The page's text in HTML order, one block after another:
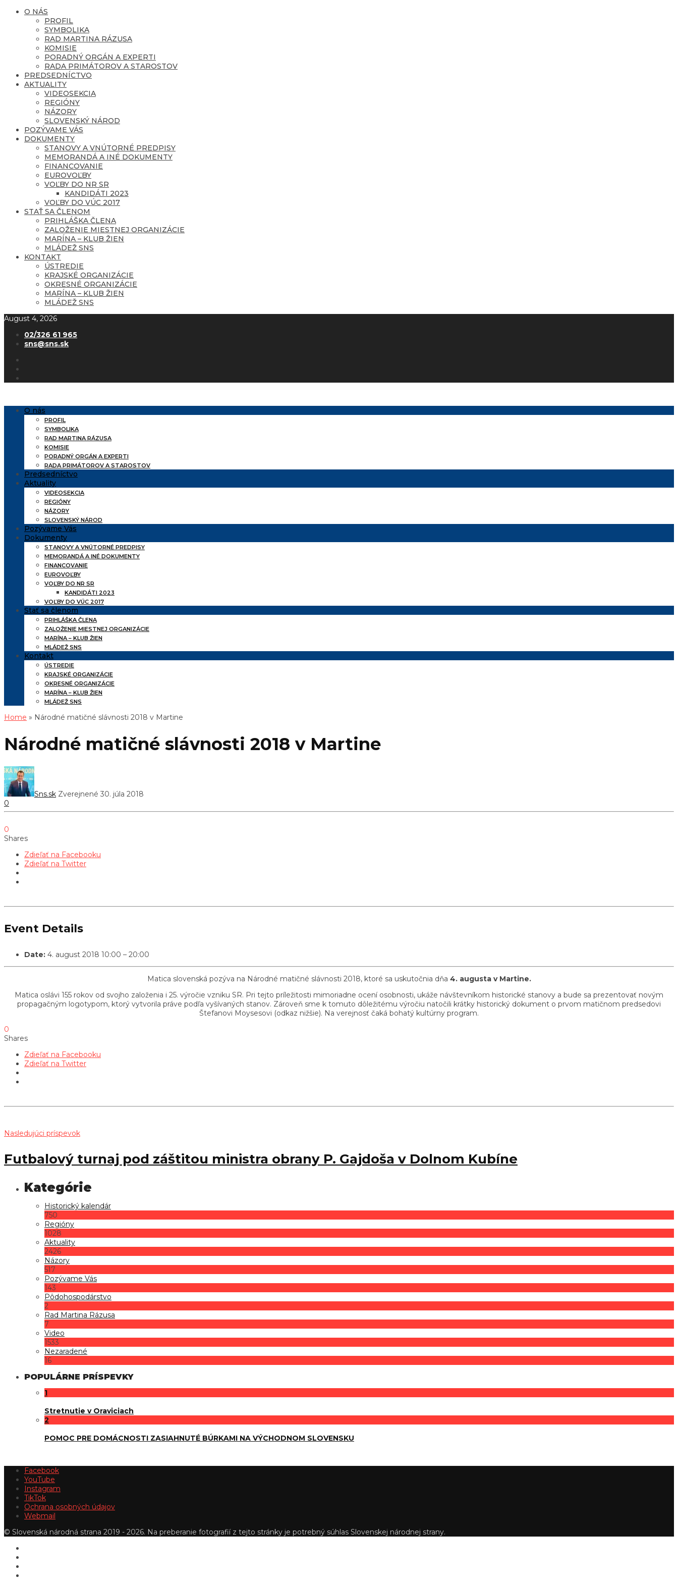
O NÁS
PROFIL
SYMBOLIKA
RAD MARTINA RÁZUSA
KOMISIE
PORADNÝ ORGÁN A EXPERTI
RADA PRIMÁTOROV A STAROSTOV
PREDSEDNÍCTVO
AKTUALITY
VIDEOSEKCIA
REGIÓNY
NÁZORY
SLOVENSKÝ NÁROD
POZÝVAME VÁS
DOKUMENTY
STANOVY A VNÚTORNÉ PREDPISY
MEMORANDÁ A INÉ DOKUMENTY
FINANCOVANIE
EUROVOĽBY
VOĽBY DO NR SR
KANDIDÁTI 2023
VOĽBY DO VÚC 2017
STAŤ SA ČLENOM
PRIHLÁŠKA ČLENA
ZALOŽENIE MIESTNEJ ORGANIZÁCIE
MARÍNA – KLUB ŽIEN
MLÁDEŽ SNS
KONTAKT
ÚSTREDIE
KRAJSKÉ ORGANIZÁCIE
OKRESNÉ ORGANIZÁCIE
MARÍNA – KLUB ŽIEN
MLÁDEŽ SNS
August 4, 2026
02/326 61 965
sns@sns.sk
O nás
PROFIL
SYMBOLIKA
RAD MARTINA RÁZUSA
KOMISIE
PORADNÝ ORGÁN A EXPERTI
RADA PRIMÁTOROV A STAROSTOV
Predsedníctvo
Aktuality
VIDEOSEKCIA
REGIÓNY
NÁZORY
SLOVENSKÝ NÁROD
Pozývame Vás
Dokumenty
STANOVY A VNÚTORNÉ PREDPISY
MEMORANDÁ A INÉ DOKUMENTY
FINANCOVANIE
EUROVOĽBY
VOĽBY DO NR SR
KANDIDÁTI 2023
VOĽBY DO VÚC 2017
Stať sa členom
PRIHLÁŠKA ČLENA
ZALOŽENIE MIESTNEJ ORGANIZÁCIE
MARÍNA – KLUB ŽIEN
MLÁDEŽ SNS
Kontakt
ÚSTREDIE
KRAJSKÉ ORGANIZÁCIE
OKRESNÉ ORGANIZÁCIE
MARÍNA – KLUB ŽIEN
MLÁDEŽ SNS
Home » Národné matičné slávnosti 2018 v Martine
Národné matičné slávnosti 2018 v Martine
Sns.sk Zverejnené 30. júla 2018
0
0
Shares
Zdieľať na Facebooku
Zdieľať na Twitter
Event Details
Date: 4. august 2018 10:00 – 20:00
Matica slovenská pozýva na Národné matičné slávnosti 2018, ktoré sa uskutočnia dňa 4. augusta v Martine.
Matica oslávi 155 rokov od svojho založenia i 25. výročie vzniku SR. Pri tejto príležitosti mimoriadne ocení osobnosti, ukáže návštevníkom historické stanovy a bude sa prezentovať novým
propagačným logotypom, ktorý vytvorila práve podľa vyšívaných stanov. Zároveň sme k tomuto dôležitému výročiu natočili krátky historický dokument o prvom matičnom predsedovi
Štefanovi Moysesovi (odkaz nižšie). Na verejnosť čaká bohatý kultúrny program.
0
Shares
Zdieľať na Facebooku
Zdieľať na Twitter
Nasledujúci príspevok
Futbalový turnaj pod záštitou ministra obrany P. Gajdoša v Dolnom Kubíne
Historický kalendár
750
Regióny
1028
Aktuality
2426
Názory
517
Pozývame Vás
143
Pôdohospodárstvo
2
Rad Martina Rázusa
7
Video
1533
Nezaradené
16
POPULÁRNE PRÍSPEVKY
1
Stretnutie v Oraviciach
2
POMOC PRE DOMÁCNOSTI ZASIAHNUTÉ BÚRKAMI NA VÝCHODNOM SLOVENSKU
Facebook
YouTube
Instagram
TikTok
Ochrana osobných údajov
Webmail
© Slovenská národná strana 2019 - 2026. Na preberanie fotografií z tejto stránky je potrebný súhlas Slovenskej národnej strany.